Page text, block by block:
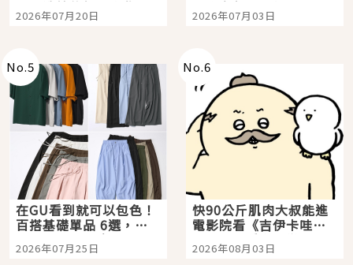
時間洗鍊的經典之作五
選
2026年07月20日 大都市餐廳，打造專屬
美食體驗！
2026年07月03日
No.5
在GU看到就可以包色！
百搭基礎單品 6選，閉
眼全收也不心疼
2026年07月25日
No.6
快90公斤肌肉大叔能進
電影院看《吉伊卡哇》
嗎？日本重金屬樂團
「打首」會長與nagano
2026年08月03日